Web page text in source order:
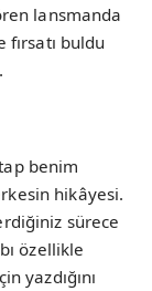
lansmanda
buldu
benim
hikâyesi.
sürece
özellikle
yazdığını